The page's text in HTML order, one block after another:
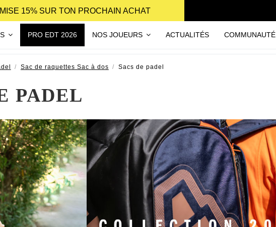
15% SUR TON PROCHAIN ACHAT
PRO EDT 2026 NOS JOUEURS ACTUALITÉS COMMUNAUTÉ
Sac de raquettes Sac à dos Sacs de padel
PADEL